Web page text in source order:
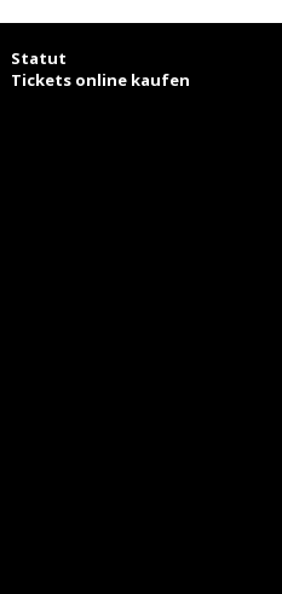
Statut
Tickets online kaufen